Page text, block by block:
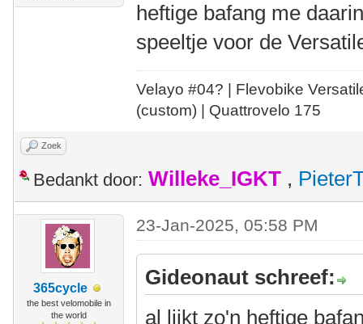
heftige bafang me
speeltje voor de
Velayo #04? | Flevobike
(custom) | Quattrovelo 175
Zoek
Bedankt door: Willeke_IGKT ,
365cycle
the best velomobile in
the world
23-Jan-2025, 05:58 PM
Gideonaut schreef:
al lijkt zo'n heftige